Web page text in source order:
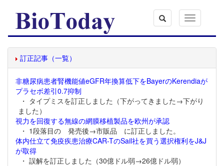
Toggle
navigation
訂正記事（一覧）
非糖尿病患者腎機能値eGFR年換算低下をBayerのKerendiaが
プラセボ差引0.7抑制
・ タイプミスを訂正しました（下がってきました→下がり
ました）
視力を回復する無線の網膜移植製品を欧州が承認
・ 1段落目の 発売後→市販品 に訂正しました。
体内仕立て免疫疾患治療CAR-TのSail社を買う選択権利をJ&J
が取得
・ 誤解を訂正しました（30億ドル弱→26億ドル弱）